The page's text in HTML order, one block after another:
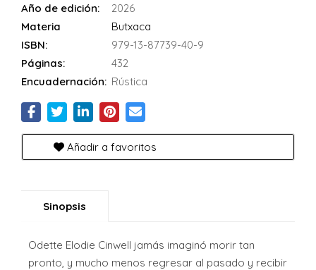
Año de edición:
2026
Materia
Butxaca
ISBN:
979-13-87739-40-9
Páginas:
432
Encuadernación: Rústica
Añadir a favoritos
Sinopsis
Odette Elodie Cinwell jamás imaginó morir tan
pronto, y mucho menos regresar al pasado y recibir